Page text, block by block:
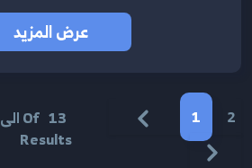
عرض المزيد
الىOf 13
Results
1 2